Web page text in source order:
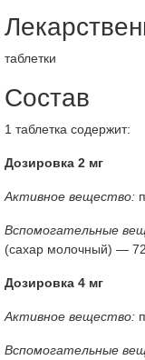
таблетки
Состав
1 таблетка содержит:
Дозировка 2 мг
Активное вещество:
Вспомогательные
(сахар молочный) —
Дозировка 4 мг
Активное вещество:
Вспомогательные